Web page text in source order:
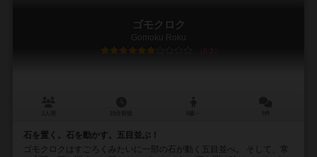
ゴモクロク
Gomoku Roku
6.3
石を置く。石を動かす。五目並ぶ！
ゴモクロクはすごろくみたいに一部の石が動く五目並べ。 そして、常